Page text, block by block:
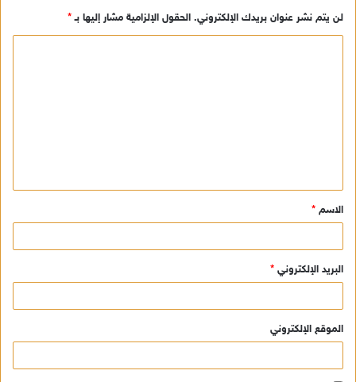
لن يتم نشر عنوان بريدك الإلكتروني. الحقول الإلزامية مشار إليها بـ*
ق
*
الاسم *
البريد الإلكتروني *
الموقع الإلكتروني